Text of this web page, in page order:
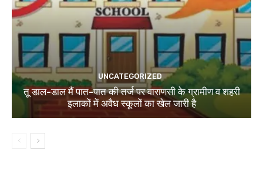
UNCATEGORIZED
तू डाल-डाल मैं पात-पात की तर्ज पर वाराणसी के ग्रामीण व शहरी
इलाकों में अवैध स्कूलों का खेल जारी है